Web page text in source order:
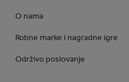
O nama
Robne marke i nagradne igre
Održivo poslovanje